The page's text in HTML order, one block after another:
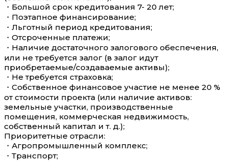
・Большой срок кредитования 7- 20 лет;
・Поэтапное финансирование;
・Льготный период кредитования;
・Отсроченные платежи;
・Наличие достаточного залогового обеспечения,
или не требуется залог (в залог идут
приобретаемые/создаваемые активы);
・Не требуется страховка;
・Собственное финансовое участие не менее 20 %
от стоимости проекта (или наличие активов:
земельные участки, производственные
помещения, коммерческая недвижимость,
собственный капитал и т. д.);
Приоритетные отрасли:
・Агропромышленный комплекс;
・Транспорт;